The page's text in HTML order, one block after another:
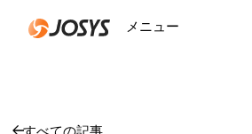
メニュー
すべての記事